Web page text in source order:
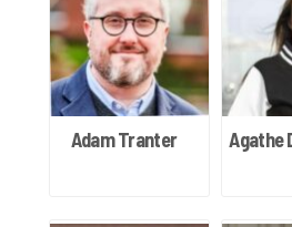
Adam Tranter Agathe